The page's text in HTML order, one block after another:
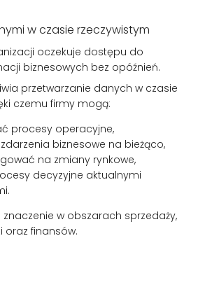
w czasie rzeczywistym
oczekuje dostępu do
biznesowych bez opóźnień.
przetwarzanie danych w czasie
czemu firmy mogą:
procesy operacyjne,
biznesowe na bieżąco,
na zmiany rynkowe,
decyzyjne aktualnymi
w obszarach sprzedaży,
oraz finansów.